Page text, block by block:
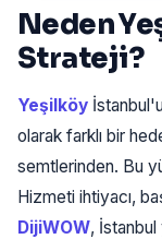
Neden
Strateji?
Yeşilköy
olarak farklı bir
semtlerinden. Bu
Hizmeti ihtiyacı,
DijiWOW, İstanbul